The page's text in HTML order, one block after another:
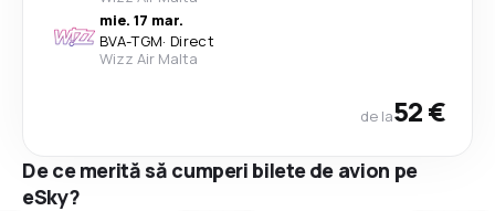
mie. 17 mar.
BVA-TGM· Direct
Wizz Air Malta
de la52 €
De ce merită să cumperi bilete de avion pe
eSky?